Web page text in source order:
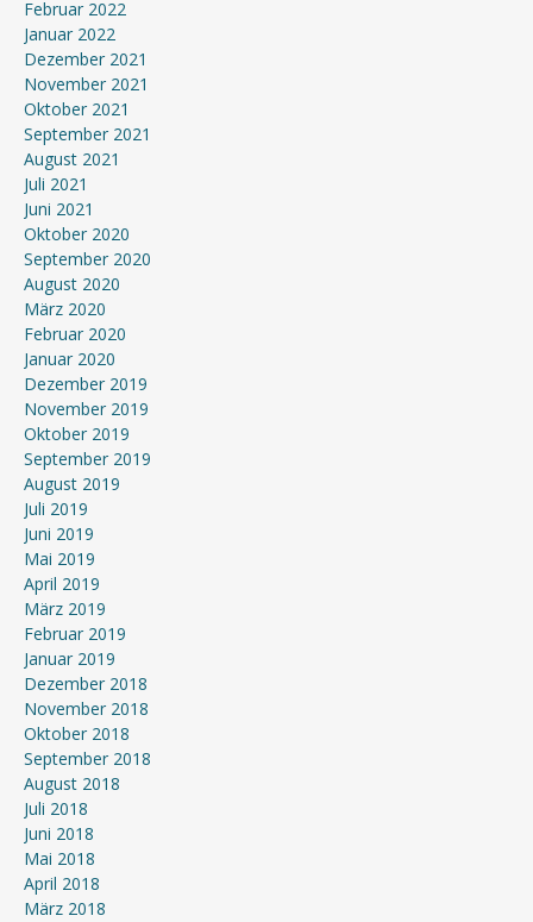
Februar 2022
Januar 2022
Dezember 2021
November 2021
Oktober 2021
September 2021
August 2021
Juli 2021
Juni 2021
Oktober 2020
September 2020
August 2020
März 2020
Februar 2020
Januar 2020
Dezember 2019
November 2019
Oktober 2019
September 2019
August 2019
Juli 2019
Juni 2019
Mai 2019
April 2019
März 2019
Februar 2019
Januar 2019
Dezember 2018
November 2018
Oktober 2018
September 2018
August 2018
Juli 2018
Juni 2018
Mai 2018
April 2018
März 2018